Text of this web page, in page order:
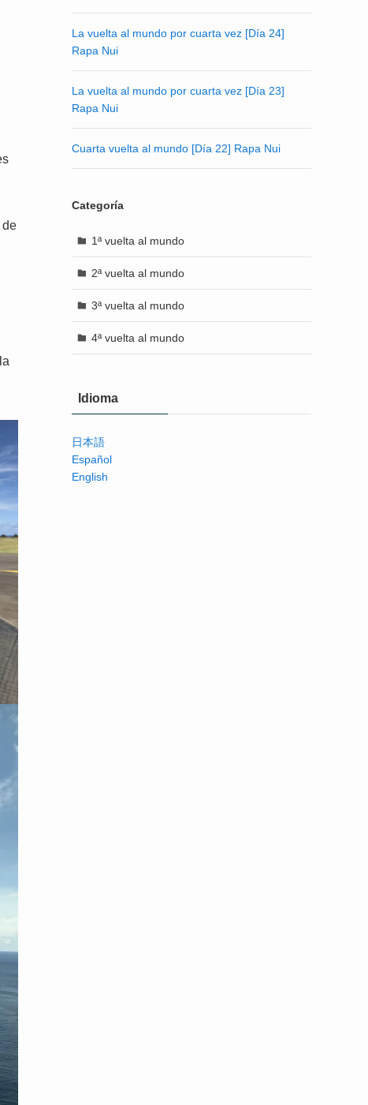
de
La vuelta al mundo por cuarta vez [Día 24]
Rapa Nui
La vuelta al mundo por cuarta vez [Día 23]
Rapa Nui
Cuarta vuelta al mundo [Día 22] Rapa Nui
Categoría
1ª vuelta al mundo
2ª vuelta al mundo
3ª vuelta al mundo
4ª vuelta al mundo
Idioma
日本語
Español
English